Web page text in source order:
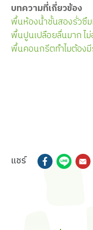
บทความที่เกี่ยวข้อง
พื้นห้องน้ำชั้นสองรั่วซึ
พื้นปูนเปลือยลื่นมาก ไ
พื้นคอนกรีตทำไมต้อง
แชร์